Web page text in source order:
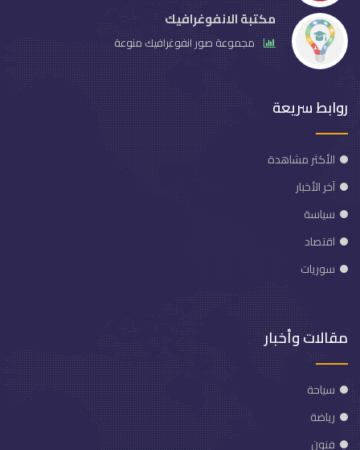
مكتبة الانفوغرافيك
مجموعة صور انفوغرافيك منوعة
روابط سريعة
الأكثر مشاهدة
آخر الأخبار
سياسة
اقتصاد
سوريات
مقالات وأخبار
سياحة
رياضة
فنون